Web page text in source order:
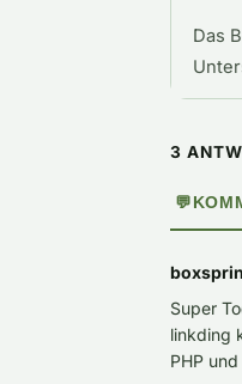
Das
3
💬
Super
linkding
PHP